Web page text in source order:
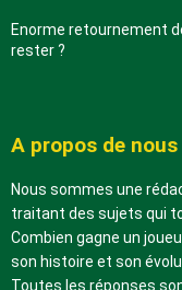
Enorme retournement
rester ?
A propos de nous
Nous sommes une
traitant des sujets qui
Combien gagne un
son histoire et son
Toutes les réponses